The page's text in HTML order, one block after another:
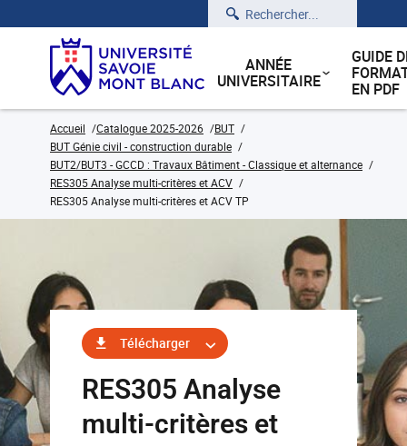
Rechercher
ANNÉE
UNIVERSITAIRE
GUIDE
EN PDF
Accueil Catalogue 2025-2026
BUT
BUT Génie civil - construction durable
BUT2/BUT3 - GCCD : Travaux Bâtiment - Classique et alternance
RES305 Analyse multi-critères et ACV
RES305 Analyse multi-critères et ACV TP
Télécharger
RES305 Analyse
multi-critères et